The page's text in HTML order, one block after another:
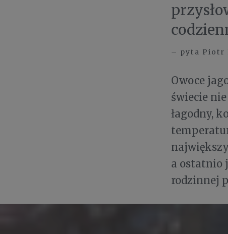
– pyta Piotr
Owoce
świecie
łagodny,
a ostatnio
rodzinnej